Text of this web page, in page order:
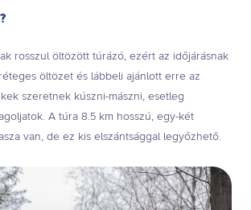
rosszul öltözött túrázó, ezért az időjárásnak
öltözet és lábbeli ajánlott erre az
szeretnek kúszni-mászni, esetleg
A túra 8.5 km hosszú, egy-két
van, de ez kis elszántsággal legyőzhető.